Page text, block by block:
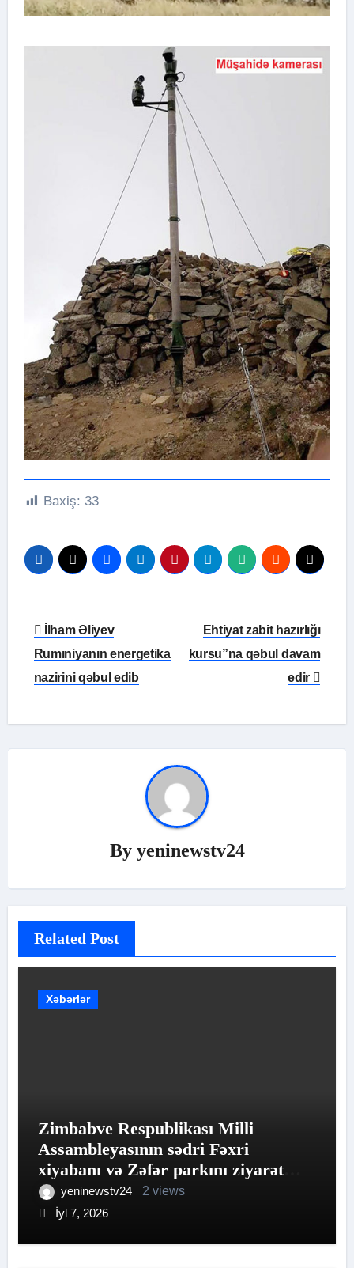
Baxiş: 33
Yazı
naviqasiyası
İlham Əliyev
Rumıniyanın energetika
nazirini qəbul edib
Ehtiyat zabit hazırlığı
kursu”na qəbul davam
edir
By yeninewstv24
Related Post
Xəbərlər
Zimbabve Respublikası Milli
Assambleyasının sədri Fəxri
xiyabanı və Zəfər parkını ziyarət
edibyeninewstv24
2 views
İyl 7, 2026